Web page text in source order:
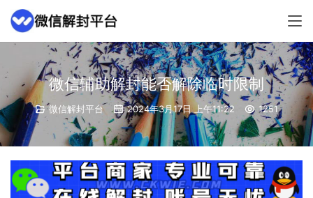
微信辅助解封能否解除临时限制
微信解封平台 2024年3月17日 上午11:22 1251